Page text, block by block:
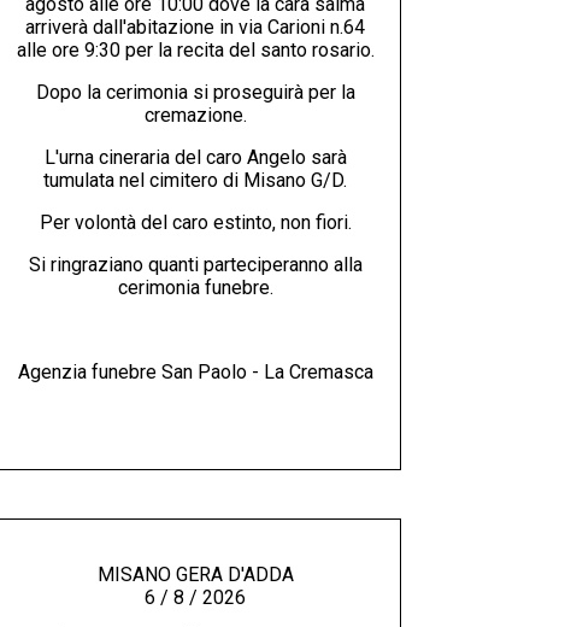
arriverà dall'abitazione in via Carioni n.64
alle ore 9:30 per la recita del santo rosario.
Dopo la cerimonia si proseguirà per la
cremazione.
L'urna cineraria del caro Angelo sarà
tumulata nel cimitero di Misano G/D.
Per volontà del caro estinto, non fiori.
Si ringraziano quanti parteciperanno alla
cerimonia funebre.
Agenzia funebre San Paolo - La Cremasca
MISANO GERA D'ADDA
6 / 8 / 2026